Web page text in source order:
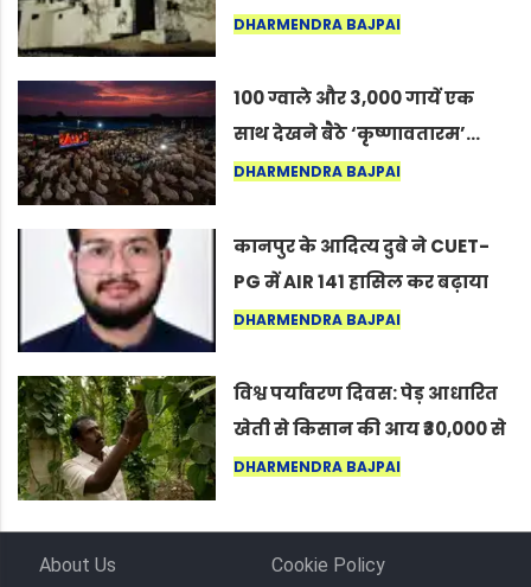
का वह अनकहा अध्याय जो आज भी
DHARMENDRA BAJPAI
100 ग्वाले और 3,000 गायें एक
साथ देखने बैठे ‘कृष्णावतारम’…
नागपुर में दिखा ऐसा नज़ारा कि
कर सकते हैं”
DHARMENDRA BAJPAI
कानपुर के आदित्य दुबे ने CUET-
PG में AIR 141 हासिल कर बढ़ाया
शहर का मान
DHARMENDRA BAJPAI
विश्व पर्यावरण दिवस: पेड़ आधारित
खेती से किसान की आय ₹30,000 से
बढ़कर ₹3 लाख प्रति एकड़ हुई
DHARMENDRA BAJPAI
About Us Cookie Policy